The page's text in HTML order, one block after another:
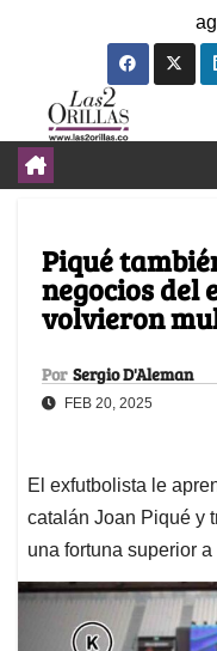
Piqué
negocios del
volvieron
Por Sergio D'Aleman
FEB 20, 2025
El exfutbolista le
catalán Joan Piqué y
una fortuna superior